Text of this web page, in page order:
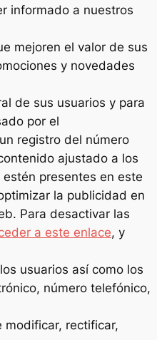
informado a nuestros
mejoren el valor de sus
y novedades
de sus usuarios y para
por el
registro del número
ajustado a los
presentes en este
la publicidad en
Para desactivar las
a este enlace, y
usuarios así como los
número telefónico,
modificar, rectificar,